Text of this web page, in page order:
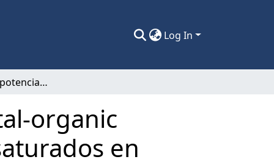
Log In
Exploración del potencial catalítico de metal-organic frameworks con sitios de coordinación insaturados en síntesis orgánica.
organic
en